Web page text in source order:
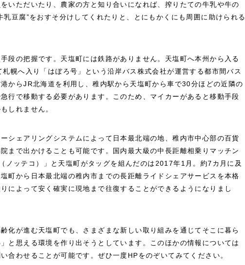
いただいたり、農家の方と知り合いになれば、搾りたての牛乳や牛の
乳豆腐”をおすそ分けしてくれたりと、とにもかくにも周囲に助けられる
段の把握です。天塩町には鉄路がありません。天塩町へ本州から入る
幌へ入り「はぼろ号」という沿岸バス株式会社が運営する都市間バス
からJR北海道を利用し、稚内駅から天塩町から車で30分ほどの近隣の
行で移動する必要があります。このため、マイカーがあると移動手段
しれません。
シェアリングシステムによって日本最北端の地、稚内市中心部の百貨
まで出かけることも可能です。国内最大級の中長距離相乗りマッチン
ノッテコ）」と天塩町がタッグを組んだのは2017年1月。約7カ月に及
町から日本最北端の稚内市までの長距離ライドシェアサービスを本格
によって安く確実に現地まで往復することができるようになりまし
化が進む天塩町でも、さまざまな新しい取り組みを通じてそこに暮ら
と思える環境を作り出そうとしています。このほかの情報については
合わせることが可能です。ぜひ一度HPをのぞいてみてください。